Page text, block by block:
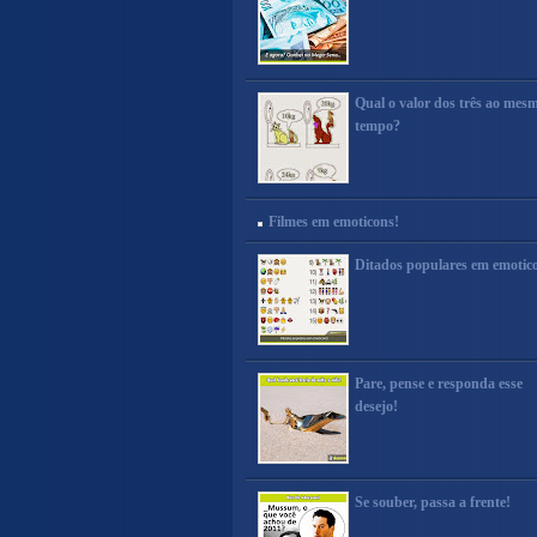
Qual o valor dos três ao
tempo?
Filmes em emoticons!
Ditados populares em
Pare, pense e responda esse
desejo!
Se souber, passa a frente!